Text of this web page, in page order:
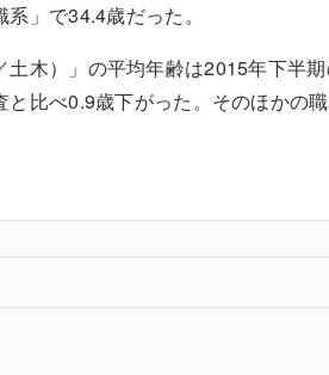
」で34.4歳だった。
木）」の平均年齢は2015年下半
と比べ0.9歳下がった。そのほかの